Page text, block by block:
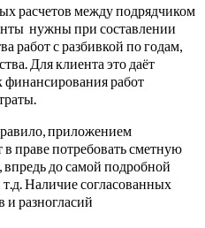
расчетов между подрядчиком
нужны при составлении
работ с разбивкой по годам,
Для клиента это даёт
финансирования работ
приложением
праве потребовать сметную
до самой подробной
Наличие согласованных
и разногласий